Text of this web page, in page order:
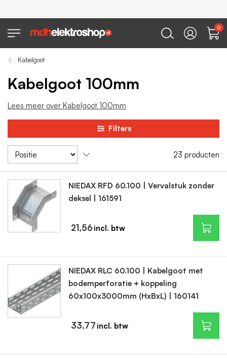
0
Kabelgoot
Kabelgoot 100mm
Lees meer over Kabelgoot 100mm
Filters
23 producten
NIEDAX RFD 60.100 | Vervalstuk zonder
deksel | 161591
21,56
NIEDAX RLC 60.100 | Kabelgoot met
bodemperforatie + koppeling
60x100x3000mm (HxBxL) | 160141
33,77